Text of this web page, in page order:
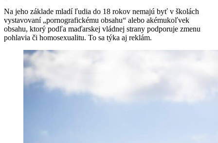
Na jeho základe mladí ľudia do 18 rokov nemajú byť v školách
vystavovaní „pornografickému obsahu“ alebo akémukoľvek
obsahu, ktorý podľa maďarskej vládnej strany podporuje zmenu
pohlavia či homosexualitu. To sa týka aj reklám.